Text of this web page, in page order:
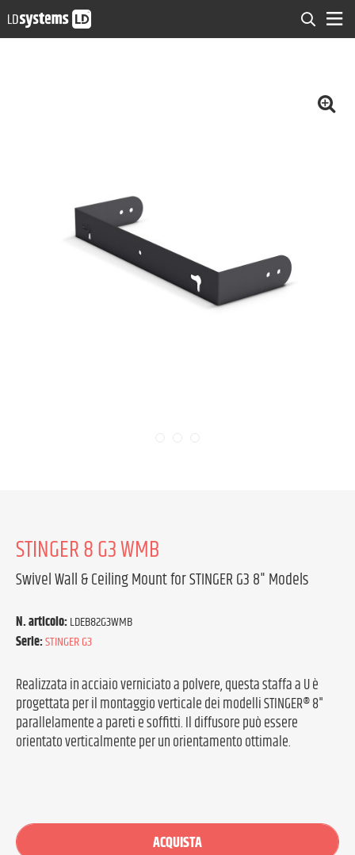
STINGER 8 G3 WMB
Swivel Wall & Ceiling Mount for STINGER G3 8" Models
N. articolo:LDEB82G3WMB
Serie:STINGER G3
Realizzata in acciaio verniciato a polvere, questa staffa a U è
progettata per il montaggio verticale dei modelli STINGER® 8"
parallelamente a pareti e soffitti. Il diffusore può essere
orientato verticalmente per un orientamento ottimale.
ACQUISTA